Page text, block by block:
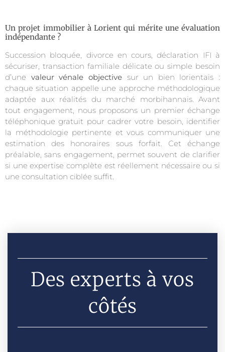
Un projet immobilier à Lorient qui mérite une évaluation
indépendante ?
Succession bloquée, divorce en cours, déclaration IFI à
sécuriser, transaction familiale délicate ou simple besoin
d’une valeur vénale objectivesur un bien lorientais :
chaque situation appelle une approche méthodologique
adaptée aux réalités du marché morbihannais. Avant
tout engagement, nous proposons un premier échange
téléphonique gratuit pour cadrer votre besoin, identifier
la méthodologie pertinente et vous communiquer une
estimation des honoraires sous forfait. Cet échange
préalable, sans engagement, permet souvent de clarifier
si une expertise complète est réellement nécessaire ou si
une consultation ciblée suffit.
Des experts à vos
côtés